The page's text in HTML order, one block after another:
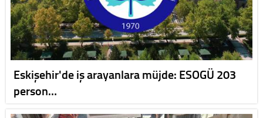
Eskişehir'de iş arayanlara müjde: ESOGÜ 203
person…